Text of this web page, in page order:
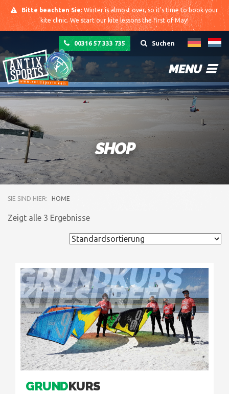
Bitte beachten Sie: Winter is almost over, so it's time to book your
kite clinic. We start our kite lessons the first of May!
Suchen
00316 57 333 735
MENU
SHOP
SIE SIND HIER: HOME
Zeigt alle 3 Ergebnisse
GRUNDKURS
KITESURFEN
GRUNDKURS